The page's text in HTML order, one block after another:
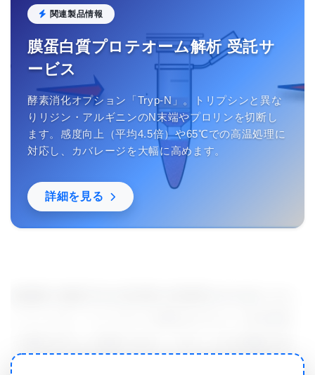
関連製品情報
膜蛋白質プロテオーム解析 受託サ
ービス
酵素消化オプション「Tryp-N」。トリプシンと異な
りリジン・アルギニンのN末端やプロリンを切断し
ます。感度向上（平均4.5倍）や65℃での高温処理に
対応し、カバレージを大幅に高めます。
詳細を見る
ける方法は複数存在する。一つ目は酸化防止剤とし